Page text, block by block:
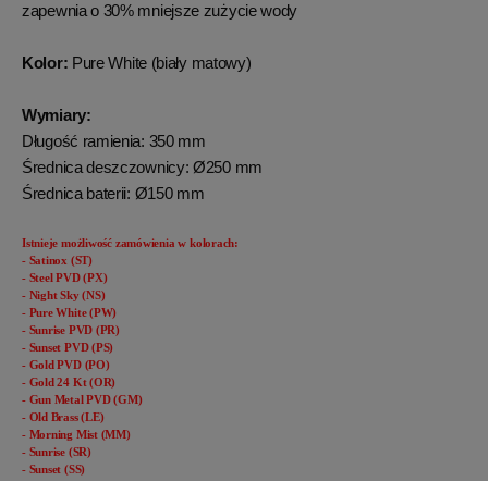
zapewnia o 30% mniejsze zużycie wody
Kolor: Pure White (biały matowy)
Wymiary:
Długość ramienia: 350 mm
Średnica deszczownicy: Ø250 mm
Średnica baterii: Ø150 mm
Istnieje możliwość zamówienia w kolorach:
- Satinox (ST)
- Steel PVD (PX)
- Night Sky (NS)
- Pure White (PW)
- Sunrise PVD (PR)
- Sunset PVD (PS)
- Gold PVD (PO)
- Gold 24 Kt (OR)
- Gun Metal PVD (GM)
- Old Brass (LE)
- Morning Mist (MM)
- Sunrise (SR)
- Sunset (SS)